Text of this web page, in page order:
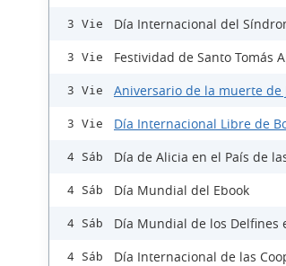
3 Vie Día Internacional del
3 Vie Festividad de Santo Tomás
3 Vie Aniversario de la muerte de
3 Vie Día Internacional Libre de
4 Sáb Día de Alicia en el País de
4 Sáb Día Mundial del Ebook
4 Sáb Día Mundial de los Delfines
4 Sáb Día Internacional de las